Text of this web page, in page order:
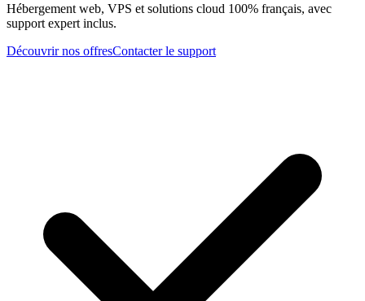
Hébergement web, VPS et solutions cloud 100% français, avec
support expert inclus.
Découvrir nos offresContacter le support